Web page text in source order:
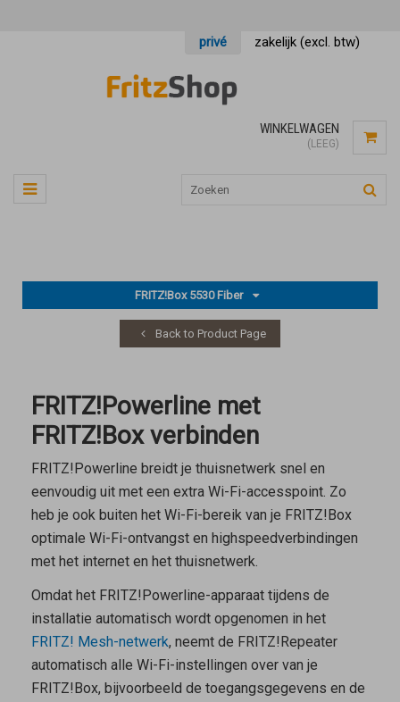
privé zakelijk (excl. btw)
WINKELWAGEN
(LEEG)
FRITZ!Box 5530 Fiber
Back to Product Page
FRITZ!Powerline met
FRITZ!Box verbinden
FRITZ!Powerline breidt je thuisnetwerk snel en
eenvoudig uit met een extra Wi-Fi-accesspoint. Zo
heb je ook buiten het Wi-Fi-bereik van je FRITZ!Box
optimale Wi-Fi-ontvangst en highspeedverbindingen
met het internet en het thuisnetwerk.
Omdat het FRITZ!Powerline-apparaat tijdens de
installatie automatisch wordt opgenomen in het
FRITZ! Mesh-netwerk, neemt de FRITZ!Repeater
automatisch alle Wi-Fi-instellingen over van je
FRITZ!Box, bijvoorbeeld de toegangsgegevens en de